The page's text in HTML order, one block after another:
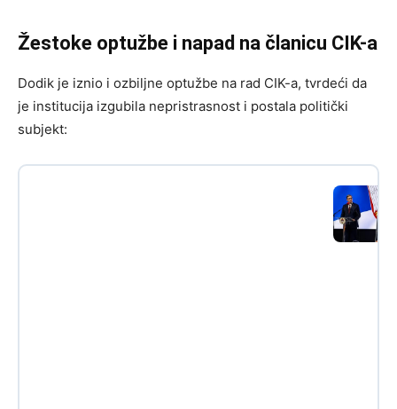
Žestoke optužbe i napad na članicu CIK-a
Dodik je iznio i ozbiljne optužbe na rad CIK-a, tvrdeći da
je institucija izgubila nepristrasnost i postala politički
subjekt: